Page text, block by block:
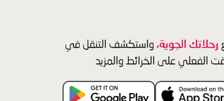
رحلاتك الجوية، واستكشف التنقل في
الفعلي على الخرائط والمزيد